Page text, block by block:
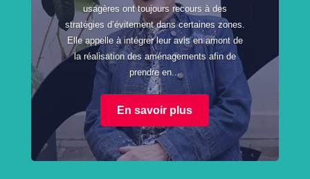
usagères ont toujours recours à des
stratégies d’évitement dans certaines zones.
Elle appelle à intégrer leur avis en amont de
la réalisation des aménagements afin de
prendre en...
En savoir plus